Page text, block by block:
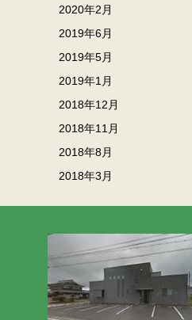
2020年2月
2019年6月
2019年5月
2019年1月
2018年12月
2018年11月
2018年8月
2018年3月